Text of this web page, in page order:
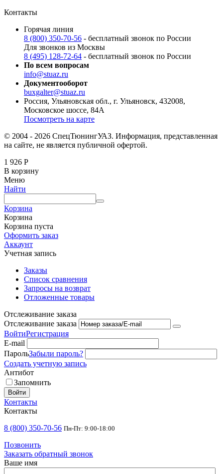
Контакты
Горячая линия
8 (800) 350-70-56 - бесплатный звонок по России
Для звонков из Москвы
8 (495) 128-72-64 - бесплатный звонок по России
По всем вопросам
info@stuaz.ru
Документооборот
buxgalter@stuaz.ru
Россия, Ульяновская обл., г. Ульяновск, 432008,
Московское шоссе, 84А
Посмотреть на карте
© 2004 - 2026 СпецТюнингУАЗ. Информация, представленная
на сайте, не является публичной офертой.
1 926 Р
В корзину
Меню
Найти
Корзина
Корзина
Корзина пуста
Оформить заказ
Аккаунт
Учетная запись
Заказы
Список сравнения
Запросы на возврат
Отложенные товары
Отслеживание заказа
Отслеживание заказа
ВойтиРегистрация
E-mail
ПарольЗабыли пароль?
Создать учетную запись
Антибот
Запомнить
Войти
Контакты
Контакты
8 (800) 350-70-56 Пн-Пт: 9:00-18:00
Позвонить
Заказать обратный звонок
Ваше имя